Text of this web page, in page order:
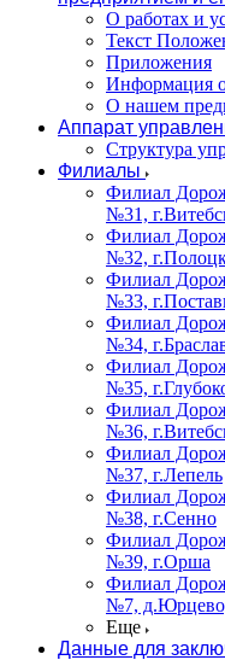
О работах и
Текст
Приложения
Информация
О нашем
Аппарат
Структура
Филиалы
Филиал
№31,
Филиал
№32,
Филиал
№33,
Филиал
№34,
Филиал
№35,
Филиал
№36,
Филиал
№37, г.Лепель
Филиал
№38, г.Сенно
Филиал
№39, г.Орша
Филиал
№7,
Еще
Данные для